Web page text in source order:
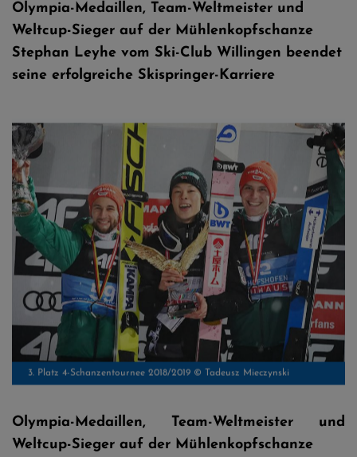
Olympia-Medaillen, Team-Weltmeister und
Weltcup-Sieger auf der Mühlenkopfschanze
Stephan Leyhe vom Ski-Club Willingen beendet
seine erfolgreiche Skispringer-Karriere
3. Platz 4-Schanzentournee 2018/2019 © Tadeusz Mieczynski
Olympia-Medaillen, Team-Weltmeister und
Weltcup-Sieger auf der Mühlenkopfschanze